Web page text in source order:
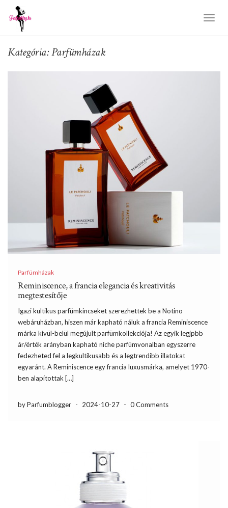
Kategória: Parfümházak
Parfümházak
Reminiscence, a francia elegancia és kreativitás
megtestesítője
Igazi kultikus parfümkincseket szerezhettek be a Notino
webáruházban, hiszen már kapható náluk a francia Reminiscence
márka kívül-belül megújult parfümkollekciója! Az egyik legjpbb
ár/érték arányban kapható niche parfümvonalban egyszerre
fedezheted fel a legkultikusabb és a legtrendibb illatokat
egyaránt. A Reminiscence egy francia luxusmárka, amelyet 1970-
ben alapítottak […]
by Parfumblogger - 2024-10-27 - 0 Comments